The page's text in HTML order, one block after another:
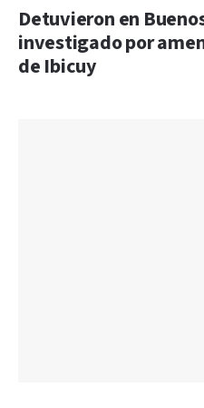
Detuvieron en
investigado por
de Ibicuy